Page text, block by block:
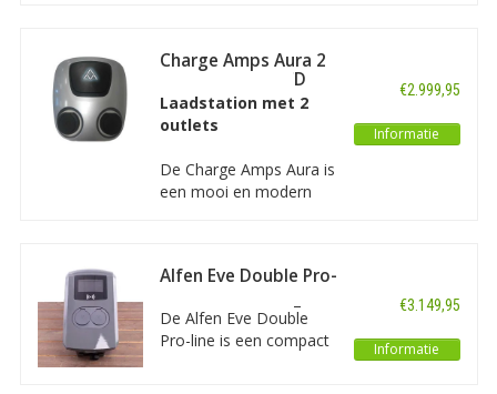
De Chargestorm
Connected CC3i is
uitgevoerd met 7 inch
touchscreen, RFID, DC
meter, mogelijkheid
voor loadbalancing en
Charge Amps Aura 2
x 22KW OCPP RCD
Laadstation met 2
outlets
De Charge Amps Aura is
een mooi en modern
is perfect te gebruiken
voor openbaar of semi
publiek gebruik. Beide
outlets bieden een
€2.999,95
Informatie
Alfen Eve Double Pro-
Sockets - RFID - E-
Flux - 2
Voedingskabels -
De Alfen Eve Double
Pro-line is een compact
€3.149,95
Informatie